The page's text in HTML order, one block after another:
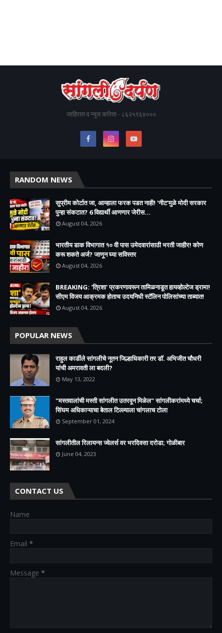
जाहिरात व न्यूज करिता - ८६२५९६४०००
RANDOM NEWS
सुप्रीम कोर्टात जा, आम्हाला फरक पडत नाही! 'नीट'मुळे मोदी सरकार
पुन्हा संकटात? 6 विद्यार्थी आणणार जेरीस...
August 04, 2026
भारतीय डाक विभागात १० वी पास उमेदवारांसाठी भरती जाहीर! कोण
करू शकते अर्ज? जाणून घ्या सविस्तर
August 04, 2026
BREAKING: 'त्रिशा' प्रकरणावरून तामिळनाडूत हायव्होल्टेज ड्रामा!
सीएम विजय आक्रमक होताच उदयनिधी स्टॅलिन पोलिसांच्या ताब्यात!
August 04, 2026
POPULAR NEWS
राहुल कार्डीले सांगलीचे नूतन जिल्हाधिकारी तर डॉ. अभिजीत चौधरी
यांची अमरावती ला बदली?
May 13, 2022
"मस्तवालांची मस्ती सांगलीत उतरवून मिळेल" सांगलीकरांमध्ये चर्चा;
सिंघम अधिकाऱ्याचा बेताल टिल्ल्याला चांगलाच टोला
September 01, 2024
सांगलीतील रिलायन्स ज्वेलर्स वर भरदिवसा दरोडा; गोळीबार
June 04, 2023
CONTACT US
Name
Email *
Message *